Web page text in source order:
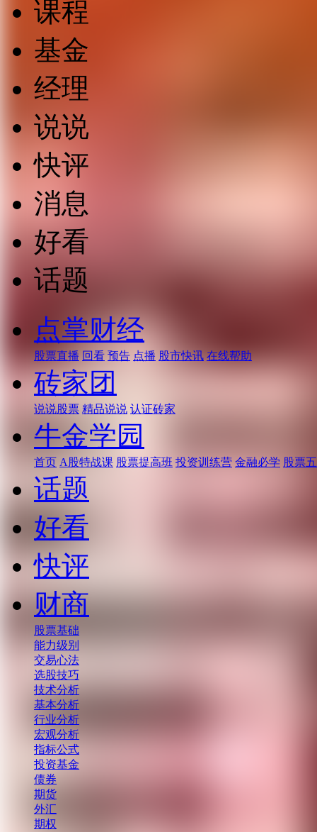
课程
基金
经理
说说
快评
消息
好看
话题
点掌财经
股票直播 回看 预告 点播 股市快讯 在线帮助
砖家团
说说股票 精品说说 认证砖家
牛金学园
首页 A股特战课 股票提高班 投资训练营 金融必学 股票
话题
好看
快评
财商
股票基础
能力级别
交易心法
选股技巧
技术分析
基本分析
行业分析
宏观分析
指标公式
投资基金
债券
期货
外汇
期权